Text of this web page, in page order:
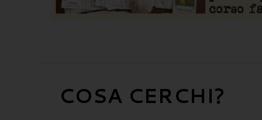
COSA CERCHI?